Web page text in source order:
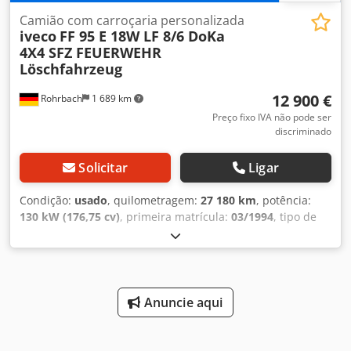
Rohrbach 1 689 km
Camião com carroçaria personalizada
iveco FF 95 E 18W LF 8/6 DoKa
4X4 SFZ FEUERWEHR
Löschfahrzeug
12 900 €
Preço fixo IVA não pode ser
discriminado
Solicitar Ligar
Condição: usado, quilometragem: 27 180 km, potência:
130 kW (176,75 cv), primeira matrícula: 03/1994, tipo de
, peso em vazio:
de carga:2 490 kg, peso total:9 500 kg, configuração de
mecânico , classe de emissão:
, número de lugares:9, comprimento
Anuncie aqui